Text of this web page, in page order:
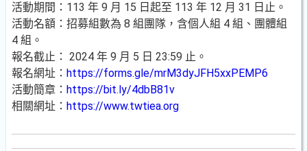
活動期間：113 年 9 月 15 日起至 113 年 12 月 31 日止。
活動名額：招募組數為 8 組團隊，含個人組 4 組、團體組
4 組。
報名截止： 2024 年 9 月 5 日 23:59 止。
報名網址： https://forms.gle/mrM3dyJFH5xxPEMP6
活動簡章： https://bit.ly/4dbB81v
相關網址： https://www.twtiea.org